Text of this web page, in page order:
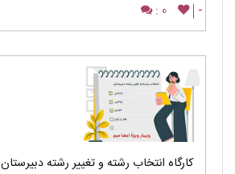
-
0 :
کارگاه انتخاب رشته و تغییر رشته دبیرستان